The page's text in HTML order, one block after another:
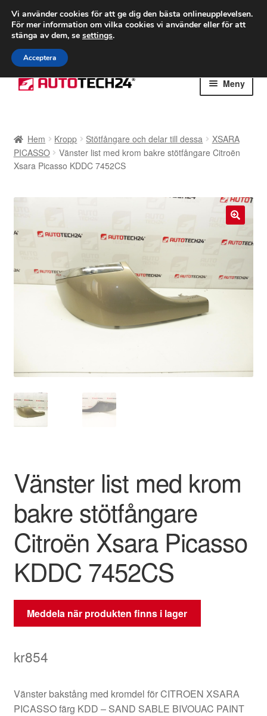
FRAKT från 75 kr
Världsomspännande frakt
Ring 766 924 713
Hoppa
till
Hoppa
till
Meny
Betalningar
Kontakt
Reklamationsprocedur
Transport
Villkor
Hem Kropp Stötfångare och delar till dessa
XSARA
PICASSO
Vänster list med krom bakre stötfångare Citroën
Xsara Picasso KDDC 7452CS
Vänster list med krom
bakre stötfångare
Citroën Xsara Picasso
KDDC 7452CS
Meddela när produkten finns i lager
kr854
Vänster bakstång med kromdel för CITROEN XSARA
PICASSO färg KDD – SAND SABLE BIVOUAC PAINT
Vi använder cookies för att ge dig den bästa onlineupplevelsen.
För mer information om vilka cookies vi använder eller för att
stänga av dem, se settings.
Acceptera